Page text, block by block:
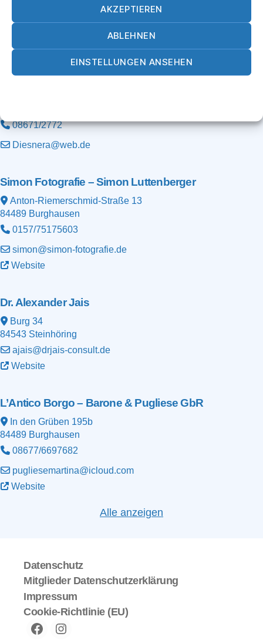
AKZEPTIEREN
ABLEHNEN
EINSTELLUNGEN ANSEHEN
info@moebel-rauschecker.de
Heilpraktiker, Alexander Diesner
08671/2772
Diesnera@web.de
Simon Fotografie – Simon Luttenberger
Anton-Riemerschmid-Straße 13
84489 Burghausen
0157/75175603
simon@simon-fotografie.de
Website
Dr. Alexander Jais
Burg 34
84543 Steinhöring
ajais@drjais-consult.de
Website
L’Antico Borgo – Barone & Pugliese GbR
In den Grüben 195b
84489 Burghausen
08677/6697682
pugliesemartina@icloud.com
Website
Alle anzeigen
Datenschutz
Mitglieder Datenschutzerklärung
Impressum
Cookie-Richtlinie (EU)
Facebookinstagram